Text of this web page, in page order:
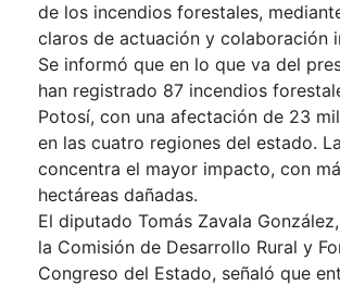
de los incendios forestales,
claros de actuación y colaboración
Se informó que en lo que va del
han registrado 87 incendios
Potosí, con una afectación de 23
en las cuatro regiones del estado.
concentra el mayor impacto, con
hectáreas dañadas.
El diputado Tomás Zavala
la Comisión de Desarrollo Rural y
Congreso del Estado, señaló que